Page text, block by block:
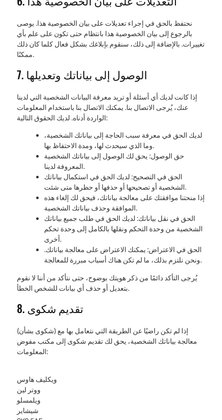
نحتفظ بالحق في إجراء تعديلات على بيان الخصوصية هذا. يوصى
بالرجوع إلى بيان الخصوصية هذا بانتظام حتى تكون على علم بأي
تغييرات. بالإضافة إلى ذلك، سنقوم بإبلاغك بشكل فعال كلما كان ذلك
ممكنًا.
7. الوصول إلى بياناتك وتعديلها
إذا كانت لديك أي أسئلة أو تريد معرفة البيانات الشخصية التي لدينا
عنك، يُرجى الاتصال بنا. يمكنك الاتصال بنا باستخدام المعلومات
الواردة أدناه. لديك الحقوق التالية:
لديك الحق في معرفة سبب الحاجة إلى بياناتك الشخصية،
وما الذي سيحدث لها، ومدة الاحتفاظ بها.
حق الوصول: يحق لك الوصول إلى بياناتك الشخصية
المعروفة لدينا.
الحق في التصحيح: لديك الحق في استكمال بياناتك
الشخصية أو تصحيحها أو حذفها أو حظرها متى شئت.
إذا منحتنا موافقتك على معالجة بياناتك، فيحق لك إلغاء هذه
الموافقة وحذف بياناتك الشخصية.
الحق في نقل بياناتك: لديك الحق في طلب جميع بياناتك
الشخصية من وحدة التحكم ونقلها بالكامل إلى وحدة تحكم
أخرى.
الحق في الاعتراض: يمكنك الاعتراض على معالجة بياناتك.
ونحن نلتزم بذلك، ما لم تكن هناك أسباب مبررة للمعالجة.
يُرجى التأكد دائمًا من ذكر هويتك بوضوح، حتى نتأكد من أننا لا نقوم
بتعديل أو حذف أي بيانات للشخص الخطأ.
8. تقديم شكوى
إذا لم تكن راضيًا عن الطريقة التي نتعامل بها مع (شكوى بشأن)
معالجة بياناتك الشخصية، يحق لك تقديم شكوى إلى مكتب مفوض
المعلومات:
ويكليف هاوس
ووتر لين
ويلمسلو
شيشاير